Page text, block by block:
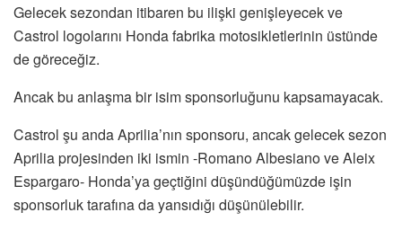
Gelecek sezondan itibaren bu ilişki genişleyecek ve
Castrol logolarını Honda fabrika motosikletlerinin üstünde
de göreceğiz.
Ancak bu anlaşma bir isim sponsorluğunu kapsamayacak.
Castrol şu anda Aprilia’nın sponsoru, ancak gelecek sezon
Aprilia projesinden iki ismin -Romano Albesiano ve Aleix
Espargaro- Honda’ya geçtiğini düşündüğümüzde işin
sponsorluk tarafına da yansıdığı düşünülebilir.